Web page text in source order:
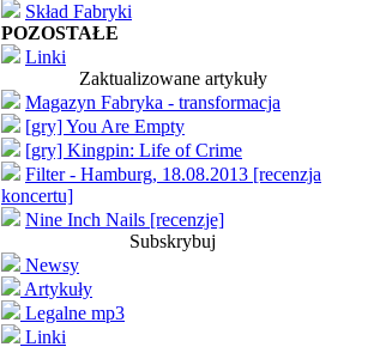
Skład Fabryki
POZOSTAŁE
Linki
Zaktualizowane artykuły
Magazyn Fabryka - transformacja
[gry] You Are Empty
[gry] Kingpin: Life of Crime
Filter - Hamburg, 18.08.2013 [recenzja
koncertu]
Nine Inch Nails [recenzje]
Subskrybuj
Newsy
Artykuły
Legalne mp3
Linki